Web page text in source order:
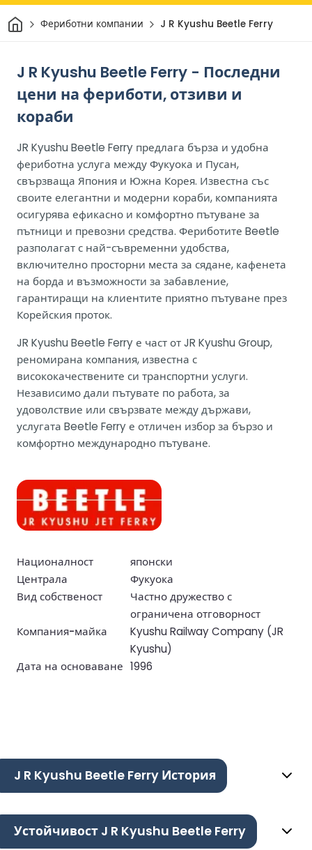
Начало
Фериботни компании J R Kyushu Beetle Ferry
J R Kyushu Beetle Ferry - Последни
цени на фериботи, отзиви и
кораби
JR Kyushu Beetle Ferry предлага бърза и удобна
фериботна услуга между Фукуока и Пусан,
свързваща Япония и Южна Корея. Известна със
своите елегантни и модерни кораби, компанията
осигурява ефикасно и комфортно пътуване за
пътници и превозни средства. Фериботите Beetle
разполагат с най-съвременни удобства,
включително просторни места за сядане, кафенета
на борда и възможности за забавление,
гарантиращи на клиентите приятно пътуване през
Корейския проток.
JR Kyushu Beetle Ferry е част от JR Kyushu Group,
реномирана компания, известна с
висококачествените си транспортни услуги.
Независимо дали пътувате по работа, за
удоволствие или свързвате между държави,
услугата Beetle Ferry е отличен избор за бързо и
комфортно международно пътуване.
Националност
японски
Централа
Фукуока
Вид собственост
Частно дружество с
ограничена отговорност
Компания-майка
Kyushu Railway Company (JR
Kyushu)
Дата на основаване 1996
J R Kyushu Beetle Ferry История
Устойчивост J R Kyushu Beetle Ferry